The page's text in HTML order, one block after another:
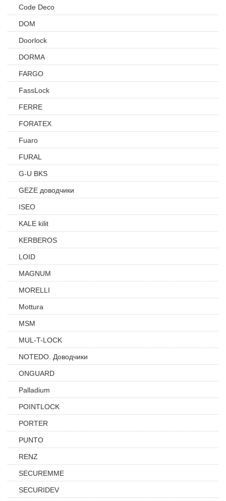
Code Deco
DOM
Doorlock
DORMA
FARGO
FassLock
FERRE
FORATEX
Fuaro
FURAL
G-U BKS
GEZE доводчики
ISEO
KALE kilit
KERBEROS
LOID
MAGNUM
MORELLI
Mottura
MSM
MUL-T-LOCK
NOTEDO. Доводчики
ONGUARD
Palladium
POINTLOCK
PORTER
PUNTO
RENZ
SECUREMME
SECURIDEV